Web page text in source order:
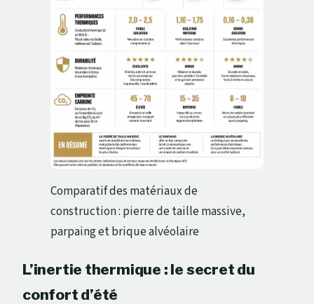
Comparatif des matériaux de
construction : pierre de taille massive,
parpaing et brique alvéolaire
L’inertie thermique : le secret du
confort d’été